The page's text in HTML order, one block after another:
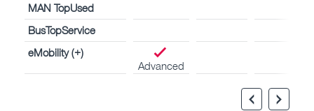
MAN TopUsed
BusTopService
eMobility (+)
Advanced